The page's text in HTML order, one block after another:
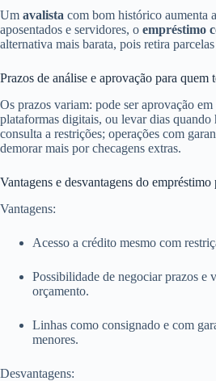
Um avalista com bom histórico aumenta
aposentados e servidores, o empréstimo
alternativa mais barata, pois retira
Prazos de análise e aprovação para quem
Os prazos variam: pode ser aprovação
plataformas digitais, ou levar dias
consulta a restrições; operações com
demorar mais por checagens extras.
Vantagens e desvantagens do
Vantagens:
Acesso a crédito mesmo com
Possibilidade de negociar prazos e
orçamento.
Linhas como consignado e com
menores.
Desvantagens: